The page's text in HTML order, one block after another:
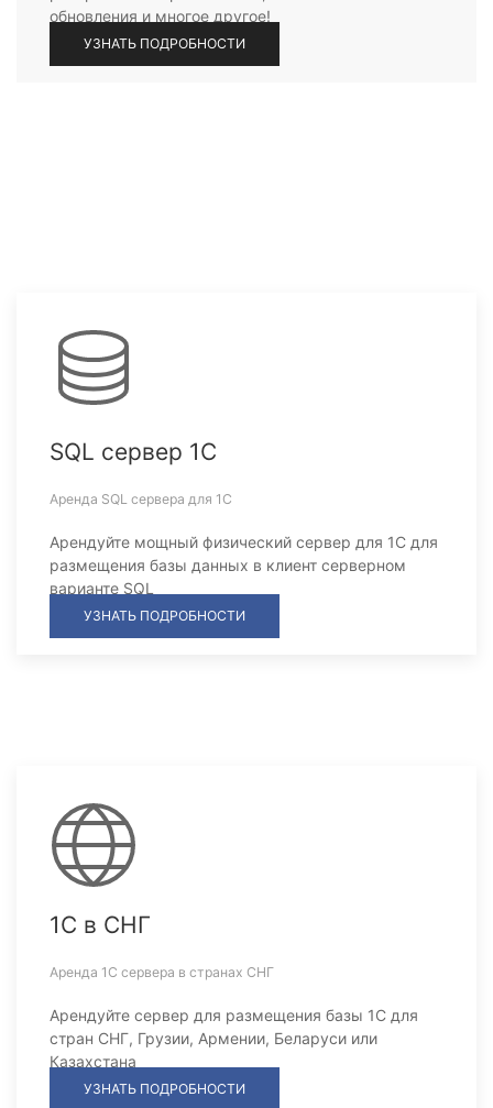
обновления и многое другое!
УЗНАТЬ ПОДРОБНОСТИ
SQL сервер 1С
Аренда SQL сервера для 1С
Арендуйте мощный физический сервер для 1С для
размещения базы данных в клиент серверном
варианте SQL
УЗНАТЬ ПОДРОБНОСТИ
1С в СНГ
Аренда 1С сервера в странах СНГ
Арендуйте сервер для размещения базы 1С для
стран СНГ, Грузии, Армении, Беларуси или
Казахстана
УЗНАТЬ ПОДРОБНОСТИ